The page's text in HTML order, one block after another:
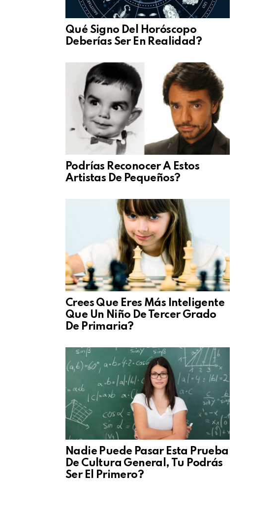
Qué Signo Del Horóscopo
Deberías Ser En Realidad?
Podrías Reconocer A Estos
Artistas De Pequeños?
Crees Que Eres Más Inteligente
Que Un Niño De Tercer Grado
De Primaria?
Nadie Puede Pasar Esta Prueba
De Cultura General, Tu Podrás
Ser El Primero?